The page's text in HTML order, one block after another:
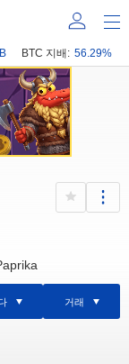
BTC 지배: 56.29%
거래